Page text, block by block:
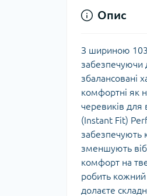
Опис
З шириною 103
забезпечуючи
збалансовані
комфортні як
черевиків для
(Instant Fit)
забезпечують
зменшують
комфорт на
робить кожний
долаєте